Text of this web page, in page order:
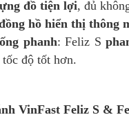
đồ tiện lợi, đủ
hồ hiển thị thông
phanh: Feliz S
độ tốt hơn.
VinFast Feliz S &